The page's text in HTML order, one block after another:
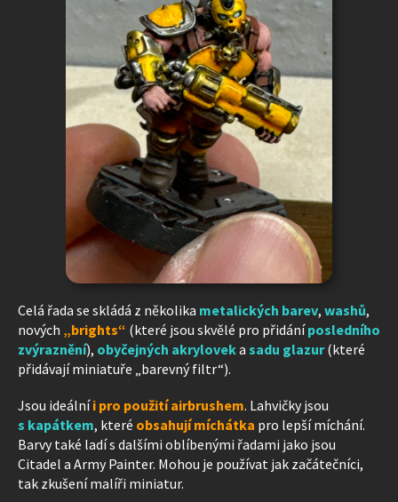
Celá řada se skládá z několika metalických barev, washů,
nových „brights“ (které jsou skvělé pro přidáníposledního
zvýraznění), obyčejných akryloveka sadu glazur (které
přidávají miniatuře „barevný filtr“).
Jsou ideálníi pro použití airbrushem. Lahvičky jsou
s kapátkem, které obsahují míchátka pro lepší míchání.
Barvy také ladí s dalšími oblíbenými řadami jako jsou
Citadel a Army Painter. Mohou je používat jak začátečníci,
tak zkušení malíři miniatur.